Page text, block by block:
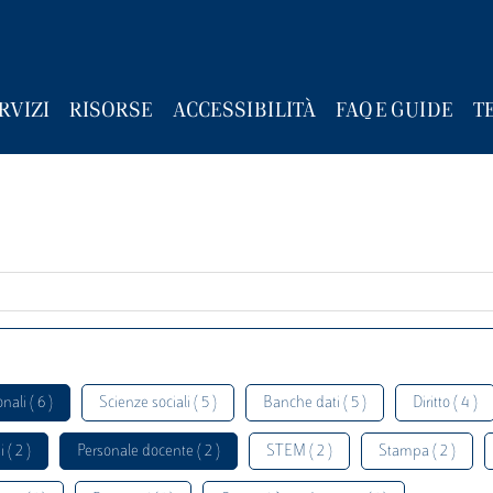
RISORSE ACCESSIBILITÀ FAQ E GUIDE
( 6 ) Scienze sociali ( 5 ) Banche dati ( 5 ) Diritto ( 4 )
( 2 ) Personale docente ( 2 ) STEM ( 2 ) Stampa ( 2 )